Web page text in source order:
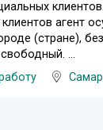
агент
(стране),
...